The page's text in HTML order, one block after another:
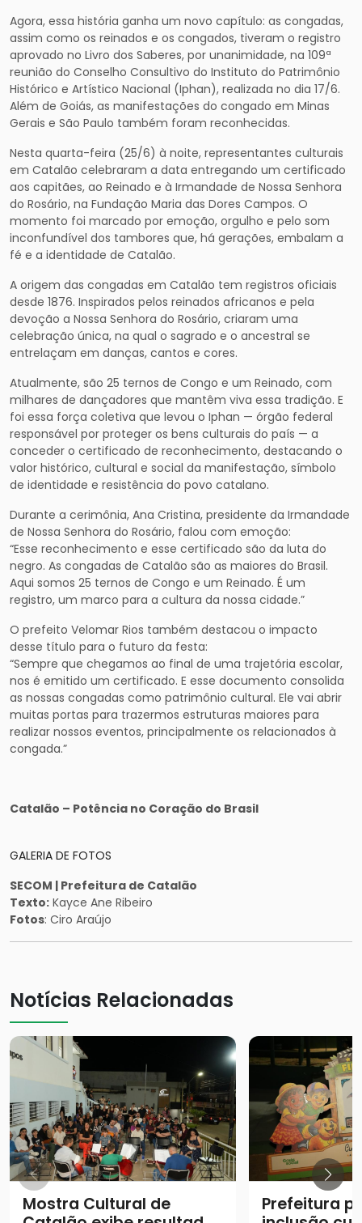
Agora, essa história ganha um novo capítulo: as congadas,
assim como os reinados e os congados, tiveram o registro
aprovado no Livro dos Saberes, por unanimidade, na 109ª
reunião do Conselho Consultivo do Instituto do Patrimônio
Histórico e Artístico Nacional (Iphan), realizada no dia 17/6.
Além de Goiás, as manifestações do congado em Minas
Gerais e São Paulo também foram reconhecidas.
Nesta quarta-feira (25/6) à noite, representantes culturais
em Catalão celebraram a data entregando um certificado
aos capitães, ao Reinado e à Irmandade de Nossa Senhora
do Rosário, na Fundação Maria das Dores Campos. O
momento foi marcado por emoção, orgulho e pelo som
inconfundível dos tambores que, há gerações, embalam a
fé e a identidade de Catalão.
A origem das congadas em Catalão tem registros oficiais
desde 1876. Inspirados pelos reinados africanos e pela
devoção a Nossa Senhora do Rosário, criaram uma
celebração única, na qual o sagrado e o ancestral se
entrelaçam em danças, cantos e cores.
Atualmente, são 25 ternos de Congo e um Reinado, com
milhares de dançadores que mantêm viva essa tradição. E
foi essa força coletiva que levou o Iphan — órgão federal
responsável por proteger os bens culturais do país — a
conceder o certificado de reconhecimento, destacando o
valor histórico, cultural e social da manifestação, símbolo
de identidade e resistência do povo catalano.
Durante a cerimônia, Ana Cristina, presidente da Irmandade
de Nossa Senhora do Rosário, falou com emoção:
“Esse reconhecimento e esse certificado são da luta do
negro. As congadas de Catalão são as maiores do Brasil.
Aqui somos 25 ternos de Congo e um Reinado. É um
registro, um marco para a cultura da nossa cidade.”
O prefeito Velomar Rios também destacou o impacto
desse título para o futuro da festa:
“Sempre que chegamos ao final de uma trajetória escolar,
nos é emitido um certificado. E esse documento consolida
as nossas congadas como patrimônio cultural. Ele vai abrir
muitas portas para trazermos estruturas maiores para
realizar nossos eventos, principalmente os relacionados à
congada.”
Catalão – Potência no Coração do Brasil
GALERIA DE FOTOS
SECOM | Prefeitura de Catalão
Texto: Kayce Ane Ribeiro
Fotos: Ciro Araújo
Notícias Relacionadas
Mostra Cultural de
Prefeitura